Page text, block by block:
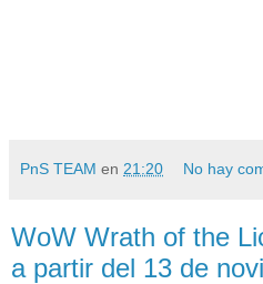
PnS TEAM en 21:20 No hay
WoW Wrath of the
a partir del 13 de